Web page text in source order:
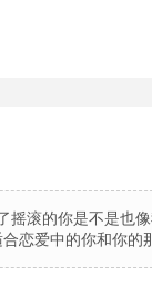
摇滚的你是不是也
恋爱中的你和你的